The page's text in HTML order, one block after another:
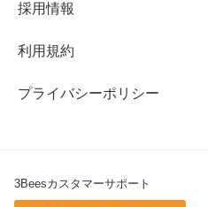
採用情報
利用規約
プライバシーポリシー
3Beesカスタマーサポート